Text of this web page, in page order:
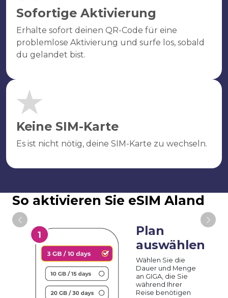
Sofortige Aktivierung
Erhalte sofort deinen QR-Code für eine
problemlose Aktivierung und surfe los, sobald
du gelandet bist.
Keine SIM-Karte
Es ist nicht nötig, deine SIM-Karte zu wechseln.
So aktivieren Sie eSIM Aland
Plan
auswählen
Wählen Sie die
Dauer und Menge
an GIGA, die Sie
während Ihrer
Reise benötigen